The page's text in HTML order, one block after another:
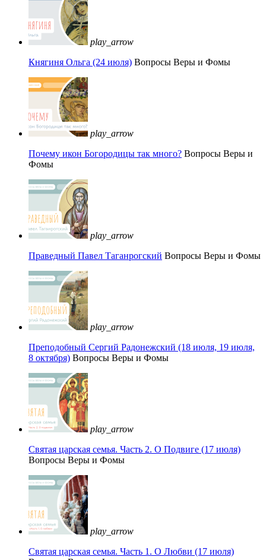
play_arrow
Княгиня Ольга (24 июля) Вопросы Веры и Фомы
play_arrow
Почему икон Богородицы так много? Вопросы Веры и
Фомы
play_arrow
Праведный Павел Таганрогский Вопросы Веры и Фомы
play_arrow
Преподобный Сергий Радонежский (18 июля, 19 июля,
8 октября) Вопросы Веры и Фомы
play_arrow
Святая царская семья. Часть 2. О Подвиге (17 июля)
Вопросы Веры и Фомы
play_arrow
Святая царская семья. Часть 1. О Любви (17 июля)